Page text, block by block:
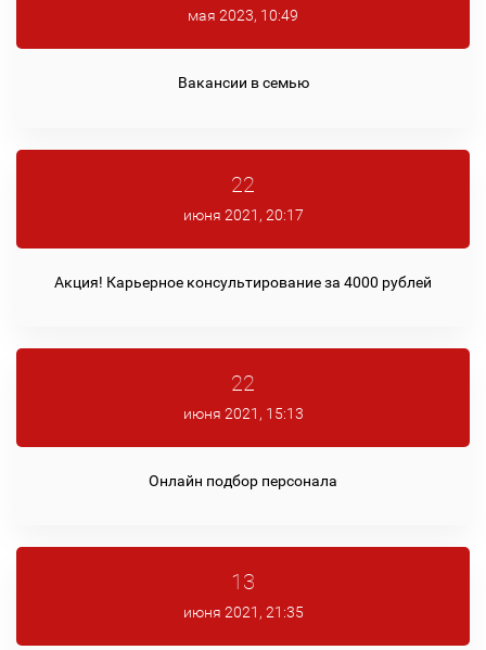
мая 2023, 10:49
Вакансии в семью
22
июня 2021, 20:17
Акция! Карьерное консультирование за 4000 рублей
22
июня 2021, 15:13
Онлайн подбор персонала
13
июня 2021, 21:35